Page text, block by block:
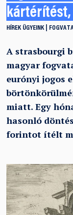
kártérítést,
HÍREK ÜGYEINK
A strasbourgi
magyar
eurónyi jogos
miatt. Egy
hasonló
forintot ítélt